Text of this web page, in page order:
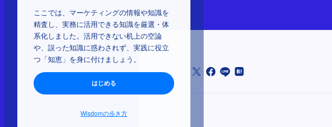
ここでは、マーケティングの情報や知識を
精査し、実務に活用できる知識を厳選・体
系化しました。活用できない机上の空論
や、誤った知識に惑わされず、実践に役立
つ「知恵」を身に付けましょう。
はじめる
Wisdomの歩き方